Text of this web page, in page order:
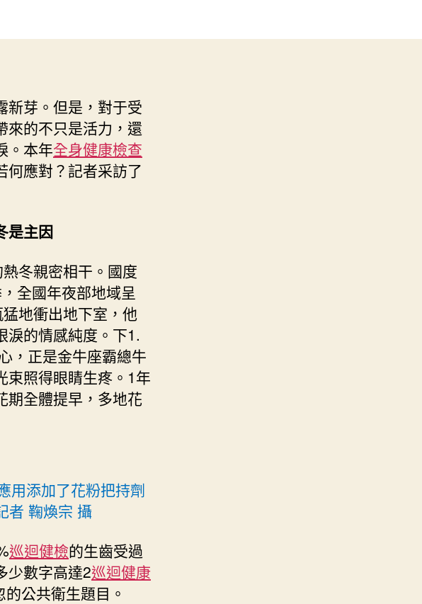
安
粉
過
敏
季
到
何
應
對？〉
中
新芽。但是，對于受
來的不只是活力，還
。本年全身健康檢查
何應對？記者采訪了
是主因
冬親密相干。國度
全國年夜部地域呈
地衝出地下室，他
淚的情感純度。下1.
，正是金牛座霸總牛
束照得眼睛生疼。1年
期全體提早，多地花
用添加了花粉把持劑
者 鞠煥宗 攝
巡迴健檢的生齒受過
少數字高達2巡迴健康
公共衛生題目。